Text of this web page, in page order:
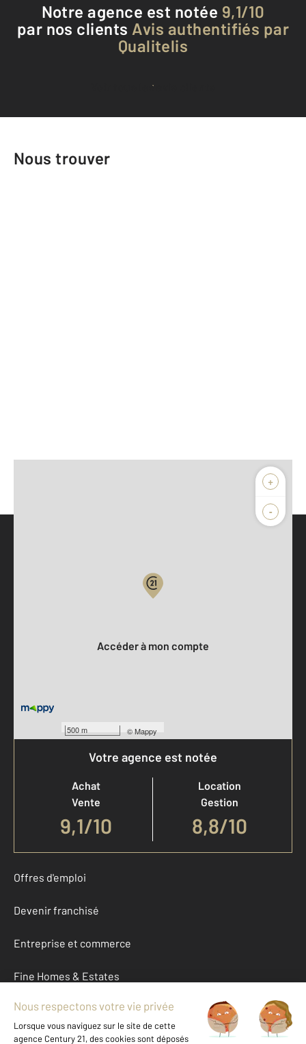
Notre agence est notée 9,1/10
par nos clients Avis authentifiés par
Qualitelis
Voir tous les avis clients
Nous trouver
+
-
500 m ©Mappy
Accéder à mon compte
Votre agence est notée
Achat
Vente
9,1/10
Location
Gestion
8,8/10
Offres d'emploi
Devenir franchisé
Entreprise et commerce
Fine Homes & Estates
À propos